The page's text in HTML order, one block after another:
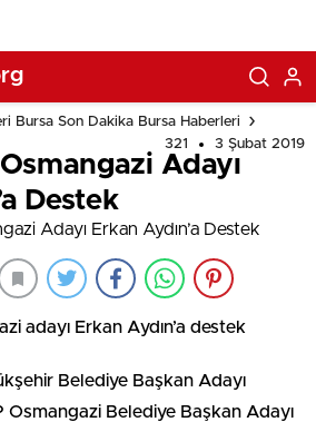
Bursa Son Dakika Bursa Haberleri
321
3 Şubat 2019
Adayı
Destek
adayı Erkan Aydın’a destek
Belediye Başkan Adayı
Osmangazi Belediye Başkan Adayı